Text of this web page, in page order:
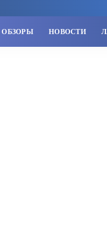
ОБЗОРЫ НОВОСТИ